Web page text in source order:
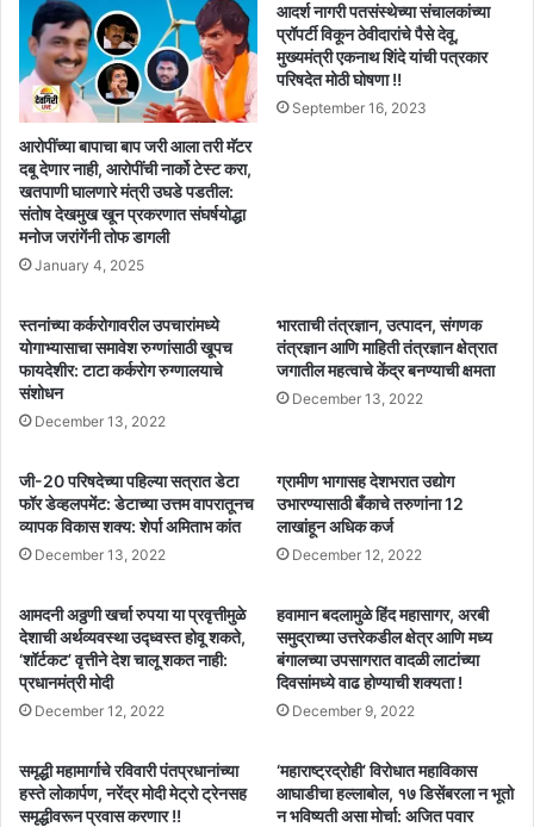
आरोपींच्या बापाचा बाप जरी आला तरी मॅटर
दबू देणार नाही, आरोपींची नार्को टेस्ट करा,
खतपाणी घालणारे मंत्री उघडे पडतील:
संतोष देखमुख खून प्रकरणात संघर्षयोद्धा
मनोज जरांगेंनी तोफ डागली
January 4, 2025
आदर्श नागरी पतसंस्थेच्या संचालकांच्या
प्रॉपर्टी विकून ठेवीदारांचे पैसे देवू,
मुख्यमंत्री एकनाथ शिंदे यांची पत्रकार
परिषदेत मोठी घोषणा !!
September 16, 2023
स्तनांच्या कर्करोगावरील उपचारांमध्ये
योगाभ्यासाचा समावेश रुग्णांसाठी खूपच
फायदेशीर: टाटा कर्करोग रुग्णालयाचे
संशोधन
December 13, 2022
भारताची तंत्रज्ञान, उत्पादन, संगणक
तंत्रज्ञान आणि माहिती तंत्रज्ञान क्षेत्रात
जगातील महत्वाचे केंद्र बनण्याची क्षमता
December 13, 2022
जी-20 परिषदेच्या पहिल्या सत्रात डेटा
फॉर डेव्हलपमेंट: डेटाच्या उत्तम वापरातूनच
व्यापक विकास शक्य: शेर्पा अमिताभ कांत
December 13, 2022
ग्रामीण भागासह देशभरात उद्योग
उभारण्यासाठी बँकाचे तरुणांना 12
लाखांहून अधिक कर्ज
December 12, 2022
आमदनी अठ्ठणी खर्चा रुपया या प्रवृत्तीमुळे
देशाची अर्थव्यवस्था उद्ध्वस्त होवू शकते,
‘शॉर्टकट’ वृत्तीने देश चालू शकत नाही:
प्रधानमंत्री मोदी
December 12, 2022
हवामान बदलामुळे हिंद महासागर, अरबी
समुद्राच्या उत्तरेकडील क्षेत्र आणि मध्य
बंगालच्या उपसागरात वादळी लाटांच्या
दिवसांमध्ये वाढ होण्याची शक्यता !
December 9, 2022
समृद्धी महामार्गाचे रविवारी पंतप्रधानांच्या
हस्ते लोकार्पण, नरेंद्र मोदी मेट्रो ट्रेनसह
समृद्धीवरून प्रवास करणार !!
‘महाराष्ट्रद्रोही’ विरोधात महाविकास
आघाडीचा हल्लाबोल, १७ डिसेंबरला न भूतो
न भविष्यती असा मोर्चा: अजित पवार